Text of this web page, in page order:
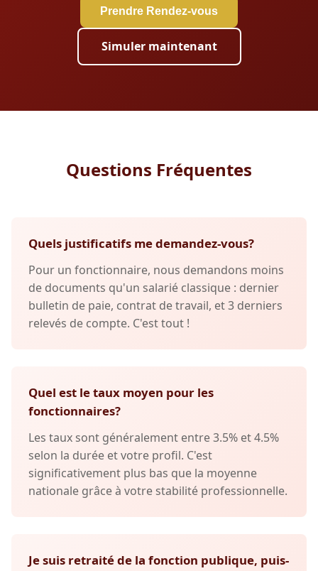
Prendre Rendez-vous
Simuler maintenant
Questions Fréquentes
Quels justificatifs me demandez-vous?
Pour un fonctionnaire, nous demandons moins
de documents qu'un salarié classique : dernier
bulletin de paie, contrat de travail, et 3 derniers
relevés de compte. C'est tout !
Quel est le taux moyen pour les
fonctionnaires?
Les taux sont généralement entre 3.5% et 4.5%
selon la durée et votre profil. C'est
significativement plus bas que la moyenne
nationale grâce à votre stabilité professionnelle.
Je suis retraité de la fonction publique, puis-